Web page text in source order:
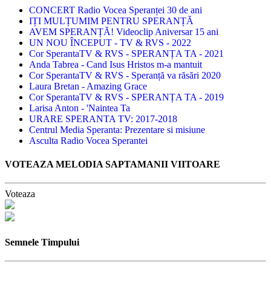
CONCERT Radio Vocea Speranței 30 de ani
IȚI MULȚUMIM PENTRU SPERANȚĂ
AVEM SPERANȚĂ! Videoclip Aniversar 15 ani
UN NOU ÎNCEPUT - TV & RVS - 2022
Cor SperantaTV & RVS - SPERANȚA TA - 2021
Anda Tabrea - Cand Isus Hristos m-a mantuit
Cor SperantaTV & RVS - Speranță va răsări 2020
Laura Bretan - Amazing Grace
Cor SperantaTV & RVS - SPERANȚA TA - 2019
Larisa Anton - 'Naintea Ta
URARE SPERANTA TV: 2017-2018
Centrul Media Speranta: Prezentare si misiune
Asculta Radio Vocea Sperantei
VOTEAZA MELODIA SAPTAMANII VIITOARE
Voteaza
Semnele Timpului